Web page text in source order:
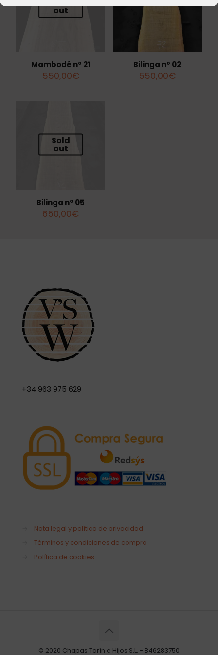
Sold
out
Mambodé nº 21
550,00€
Bilinga nº 02
550,00€
Sold
out
Bilinga nº 05
650,00€
+34 963 975 629
Nota legal y política de privacidad
Términos y condiciones de compra
Política de cookies
© 2020 Chapas Tarín e Hijos S.L. - B46283750